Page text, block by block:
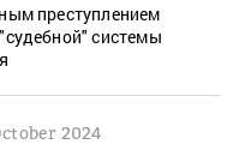
преступлением
системы
2024